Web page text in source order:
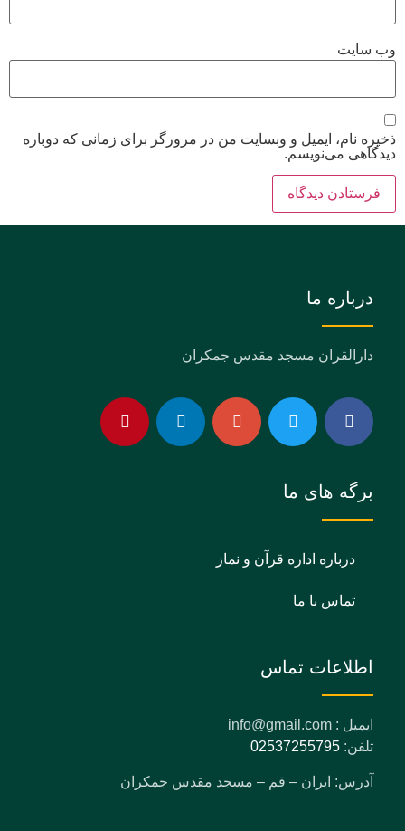
وب‌ سایت
ذخیره نام، ایمیل و وبسایت من در مرورگر برای زمانی که دوباره
دیدگاهی می‌نویسم.
درباره ما
دارالقران مسجد مقدس جمکران
برگه های ما
درباره اداره قرآن و نماز
تماس با ما
اطلاعات تماس
ایمیل : info@gmail.com
تلفن: 02537255795
آدرس: ایران – قم – مسجد مقدس جمکران